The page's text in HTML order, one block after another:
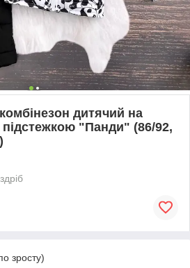
дитячий на
підстежкою "Панди" (86/92,
зросту)